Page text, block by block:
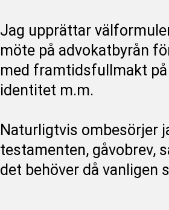
Jag upprättar
möte på advokatbyrån
med framtidsfullmakt
identitet m.m.
Naturligtvis ombesörjer
testamenten, gåvobrev,
det behöver då vanligen